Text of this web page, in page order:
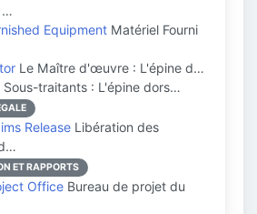
…
Equipment Matériel Fourni
Le Maître d'œuvre : L'épine d…
Sous-traitants : L'épine dors…
Release Libération des
ET RAPPORTS
Office Bureau de projet du